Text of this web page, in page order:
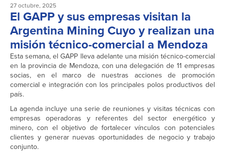
27 octubre, 2025
El GAPP y sus empresas visitan la
Argentina Mining Cuyo y realizan una
misión técnico-comercial a Mendoza
Esta semana, el GAPP lleva adelante una misión técnico-comercial
en la provincia de Mendoza, con una delegación de 11 empresas
socias, en el marco de nuestras acciones de promoción
comercial e integración con los principales polos productivos del
país.
La agenda incluye una serie de reuniones y visitas técnicas con
empresas operadoras y referentes del sector energético y
minero, con el objetivo de fortalecer vínculos con potenciales
clientes y generar nuevas oportunidades de negocio y trabajo
conjunto.